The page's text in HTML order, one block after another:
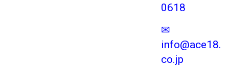
0618
✉
info@ace18.
co.jp